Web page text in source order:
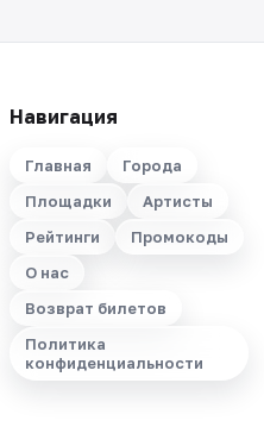
Навигация
Главная
Города
Площадки
Артисты
Рейтинги
Промокоды
О нас
Возврат билетов
Политика
конфиденциальности